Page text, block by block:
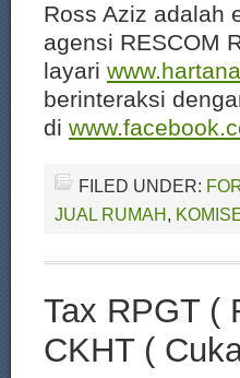
Ross Aziz adalah
agensi RESCOM
layari
berinteraksi
di
FILED UNDER:
JUAL RUMAH,
Tax RPGT (
CKHT (